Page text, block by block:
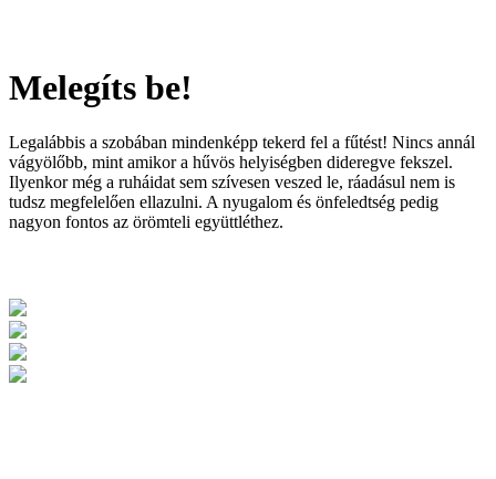
Melegíts be!
Legalábbis a szobában mindenképp tekerd fel a fűtést! Nincs annál
vágyölőbb, mint amikor a hűvös helyiségben dideregve fekszel.
Ilyenkor még a ruháidat sem szívesen veszed le, ráadásul nem is
tudsz megfelelően ellazulni. A nyugalom és önfeledtség pedig
nagyon fontos az örömteli együttléthez.